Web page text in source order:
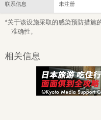
联系信息 未注册
*关于该设施采取的感染预防措施
准确性。
相关信息